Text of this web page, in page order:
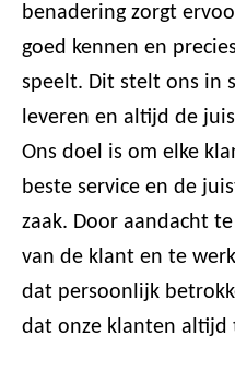
benadering zorgt
goed kennen en
speelt. Dit stelt ons in
leveren en altijd de
Ons doel is om elke
beste service en de
zaak. Door aandacht
van de klant en te
dat persoonlijk
dat onze klanten altijd